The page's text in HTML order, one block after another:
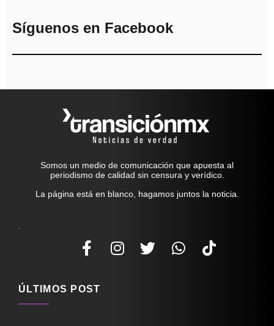
Síguenos en Facebook
Somos un medio de comunicación que apuesta al
periodismo de calidad sin censura y verídico.
La página está en blanco, hagamos juntos la noticia.
ÚLTIMOS POST